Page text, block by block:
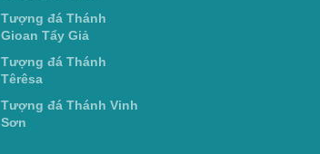
Tượng đá Thánh
Gioan Tẩy Giả
Tượng đá Thánh
Têrêsa
Tượng đá Thánh Vinh
Sơn